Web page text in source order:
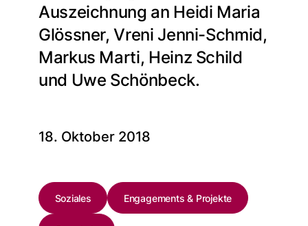
Auszeichnung an Heidi Maria
Glössner, Vreni Jenni-Schmid,
Markus Marti, Heinz Schild
und Uwe Schönbeck.
18. Oktober 2018
Soziales Engagements & Projekte